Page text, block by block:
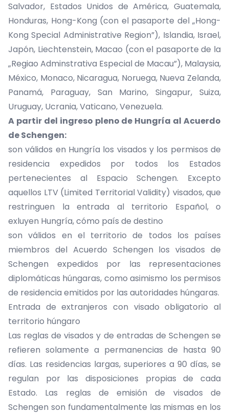
Salvador, Estados Unidos de América, Guatemala,
Honduras, Hong-Kong (con el pasaporte del „Hong-
Kong Special Administrative Region”), Islandia, Israel,
Japón, Liechtenstein, Macao (con el pasaporte de la
„Regiao Adminstrativa Especial de Macau”), Malaysia,
México, Monaco, Nicaragua, Noruega, Nueva Zelanda,
Panamá, Paraguay, San Marino, Singapur, Suiza,
Uruguay, Ucrania, Vaticano, Venezuela.
A partir del ingreso pleno de Hungría al Acuerdo
de Schengen:
son válidos en Hungría los visados y los permisos de
residencia expedidos por todos los Estados
pertenecientes al Espacio Schengen. Excepto
aquellos LTV (Limited Territorial Validity) visados, que
restringuen la entrada al territorio Español, o
exluyen Hungría, cómo país de destino
son válidos en el territorio de todos los países
miembros del Acuerdo Schengen los visados de
Schengen expedidos por las representaciones
diplomáticas húngaras, como asimismo los permisos
de residencia emitidos por las autoridades húngaras.
Entrada de extranjeros con visado obligatorio al
territorio húngaro
Las reglas de visados y de entradas de Schengen se
refieren solamente a permanencias de hasta 90
días. Las residencias largas, superiores a 90 días, se
regulan por las disposiciones propias de cada
Estado. Las reglas de emisión de visados de
Schengen son fundamentalmente las mismas en los